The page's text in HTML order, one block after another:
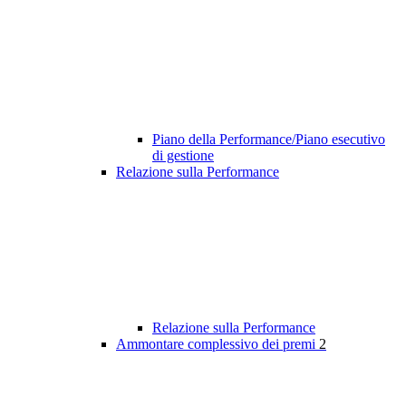
Piano della Performance/Piano esecutivo
di gestione
Relazione sulla Performance
Relazione sulla Performance
Ammontare complessivo dei premi 2